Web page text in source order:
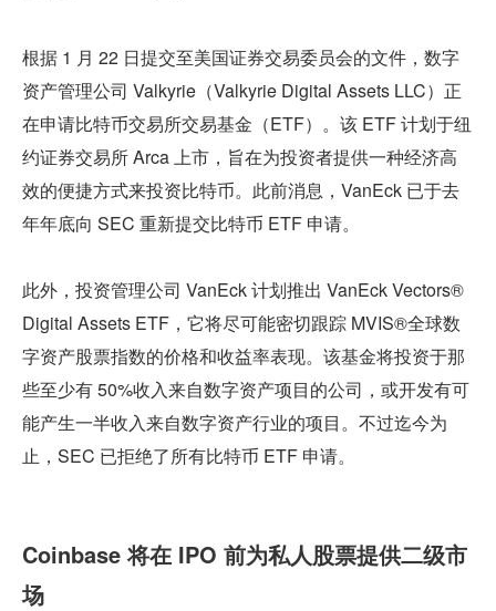
根据 1 月 22 日提交至美国证券交易委员会的文件，数字
资产管理公司 Valkyrie（Valkyrie Digital Assets LLC）正
在申请比特币交易所交易基金（ETF）。该 ETF 计划于纽
约证券交易所 Arca 上市，旨在为投资者提供一种经济高
效的便捷方式来投资比特币。此前消息，VanEck 已于去
年年底向 SEC 重新提交比特币 ETF 申请。
此外，投资管理公司 VanEck 计划推出 VanEck Vectors®
Digital Assets ETF，它将尽可能密切跟踪 MVIS®全球数
字资产股票指数的价格和收益率表现。该基金将投资于那
些至少有 50%收入来自数字资产项目的公司，或开发有可
能产生一半收入来自数字资产行业的项目。不过迄今为
止，SEC 已拒绝了所有比特币 ETF 申请。
Coinbase 将在 IPO 前为私人股票提供二级市
场